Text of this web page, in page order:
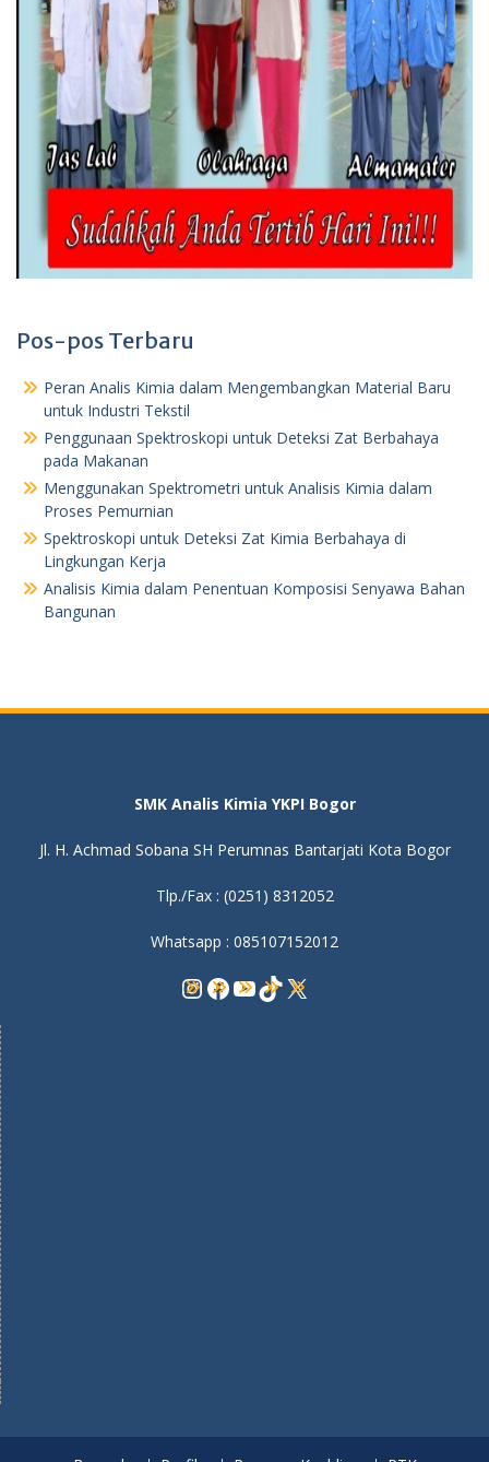
Pos-pos Terbaru
Peran Analis Kimia dalam Mengembangkan Material Baru
untuk Industri Tekstil
Penggunaan Spektroskopi untuk Deteksi Zat Berbahaya
pada Makanan
Menggunakan Spektrometri untuk Analisis Kimia dalam
Proses Pemurnian
Spektroskopi untuk Deteksi Zat Kimia Berbahaya di
Lingkungan Kerja
Analisis Kimia dalam Penentuan Komposisi Senyawa Bahan
Bangunan
SMK Analis Kimia YKPI Bogor
Jl. H. Achmad Sobana SH Perumnas Bantarjati Kota Bogor
Tlp./Fax : (0251) 8312052
Whatsapp : 085107152012
Instagram
Facebook
YouTube
TikTok
X